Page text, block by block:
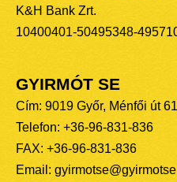
K&H Bank Zrt.
10400401-50495348-
GYIRMÓT SE
Cím: 9019 Győr, Ménfői út
Telefon: +36-96-831-836
FAX: +36-96-831-836
Email: